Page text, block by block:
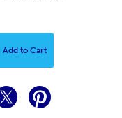
Add to Cart